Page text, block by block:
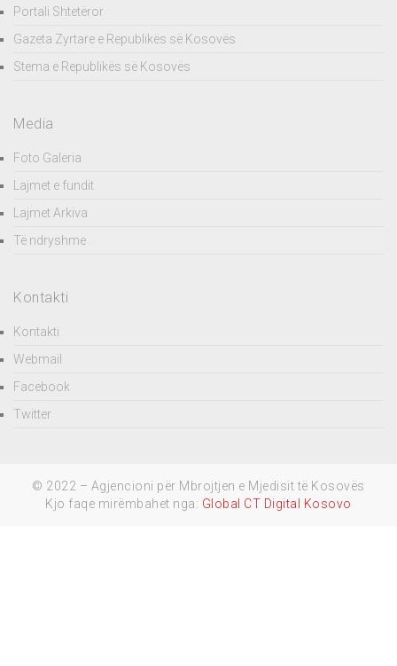
Portali Shtetëror
Gazeta Zyrtare e Republikës së Kosovës
Stema e Republikës së Kosovës
Media
Foto Galeria
Lajmet e fundit
Lajmet Arkiva
Të ndryshme
Kontakti
Kontakti
Webmail
Facebook
Twitter
© 2022 – Agjencioni për Mbrojtjen e Mjedisit të Kosovës
Kjo faqe mirëmbahet nga: Global CT Digital Kosovo